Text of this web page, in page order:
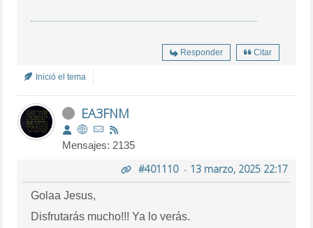
Responder Citar
Inició el tema
EA3FNM
Mensajes: 2135
#401110- 13 marzo, 2025 22:17
Golaa Jesus,
Disfrutarás mucho!!! Ya lo verás.